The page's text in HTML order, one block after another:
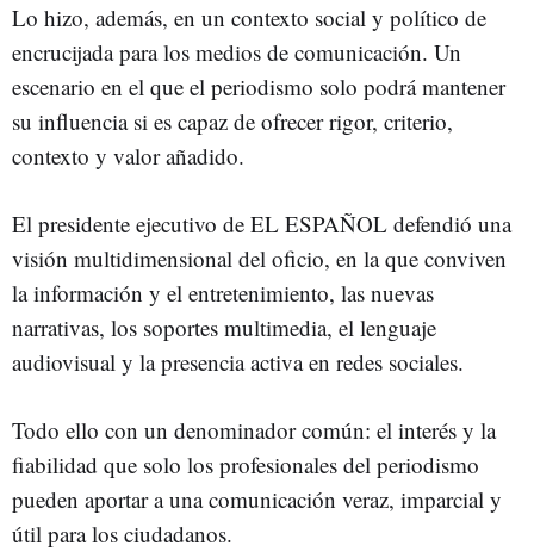
Lo hizo, además, en un contexto social y político de
encrucijada para los medios de comunicación. Un
escenario en el que el periodismo solo podrá mantener
su influencia si es capaz de ofrecer rigor, criterio,
contexto y valor añadido.
El presidente ejecutivo de EL ESPAÑOL defendió una
visión multidimensional del oficio, en la que conviven
la información y el entretenimiento, las nuevas
narrativas, los soportes multimedia, el lenguaje
audiovisual y la presencia activa en redes sociales.
Todo ello con un denominador común: el interés y la
fiabilidad que solo los profesionales del periodismo
pueden aportar a una comunicación veraz, imparcial y
útil para los ciudadanos.